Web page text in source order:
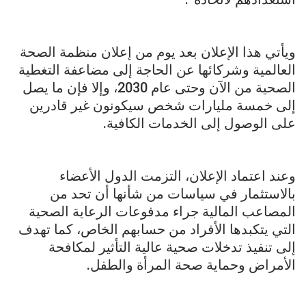
ويأتي هذا الإعلان بعد يوم من إعلان منظمة الصحة
العالمية وشركائها عن الحاجة إلى مضاعفة التغطية
الصحية من الآن وحتى عام 2030، وإلا فإن ما يصل
إلى خمسة مليارات شخص سيكونون غير قادرين
على الوصول إلى الخدمات الكافية.
وعند اعتماد الإعلان، التزمت الدول الأعضاء
بالاستثمار في سياسات من شأنها أن تحد من
المصاعب المالية جراء مدفوعات الرعاية الصحية
التي يتكبدها الأفراد من حسابهم الخاص، كما تهدف
إلى تنفيذ تدخلات صحية عالية التأثير لمكافحة
الأمراض وحماية صحة المرأة والطفل.